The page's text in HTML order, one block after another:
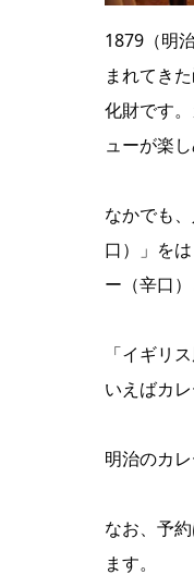
1879（明
まれてき
化財です
ューが楽し
なかでも
口）」を
ー（辛口
「イギリ
いえばカ
明治のカ
なお、予
ます。